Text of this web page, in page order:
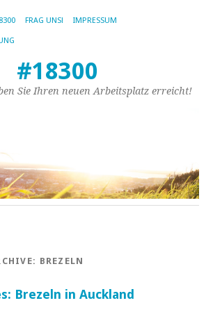
FRAG UNS! IMPRESSUM
#18300
Sie Ihren neuen Arbeitsplatz erreicht!
BREZELN
Brezeln in Auckland